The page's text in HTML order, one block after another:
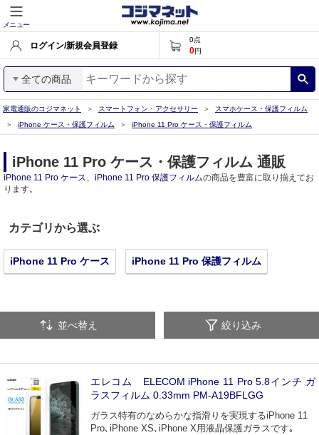
メニュー
ログイン/新規会員登録
0点
0円
全ての商品
家電通販のコジマネット スマートフォン・アクセサリー
スマホケース・保護フィルム
iPhone ケース・保護フィルム
iPhone 11 Pro ケース・保護フィルム
iPhone 11 Pro ケース・保護フィルム 通販
iPhone 11 Pro ケース、 iPhone 11 Pro 保護フィルムの商品を豊富に取り揃えてお
ります。
カテゴリから選ぶ
iPhone 11 Pro ケース iPhone 11 Pro 保護フィルム
並べ替え 絞り込み
エレコム ELECOM iPhone 11 Pro 5.8インチ ガ
ラスフィルム 0.33mm PM-A19BFLGG
ガラス特有のなめらかな指滑りを実現するiPhone 11
Pro､iPhone XS､iPhone X用液晶保護ガラスです｡